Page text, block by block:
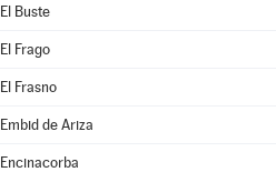
El Buste
El Frago
El Frasno
Embid de Ariza
Encinacorba